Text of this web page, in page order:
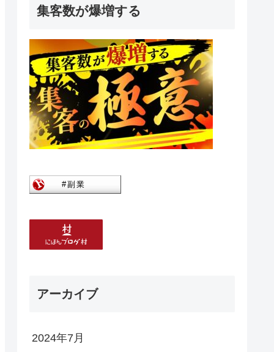
集客数が爆増する
アーカイブ
2024年7月